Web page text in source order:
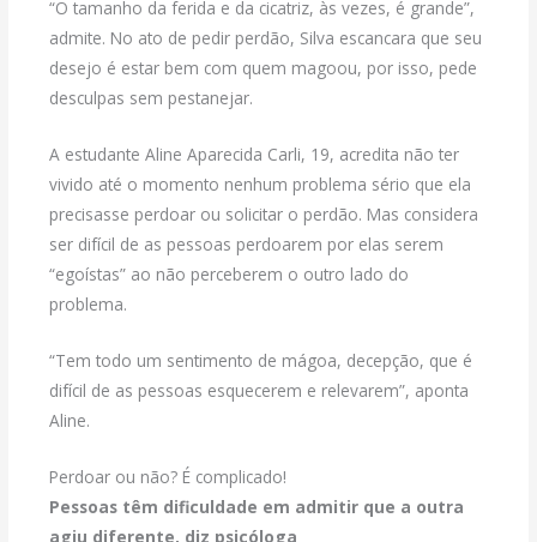
“O tamanho da ferida e da cicatriz, às vezes, é grande”,
admite. No ato de pedir perdão, Silva escancara que seu
desejo é estar bem com quem magoou, por isso, pede
desculpas sem pestanejar.
A estudante Aline Aparecida Carli, 19, acredita não ter
vivido até o momento nenhum problema sério que ela
precisasse perdoar ou solicitar o perdão. Mas considera
ser difícil de as pessoas perdoarem por elas serem
“egoístas” ao não perceberem o outro lado do
problema.
“Tem todo um sentimento de mágoa, decepção, que é
difícil de as pessoas esquecerem e relevarem”, aponta
Aline.
Perdoar ou não? É complicado!
Pessoas têm dificuldade em admitir que a outra
agiu diferente, diz psicóloga